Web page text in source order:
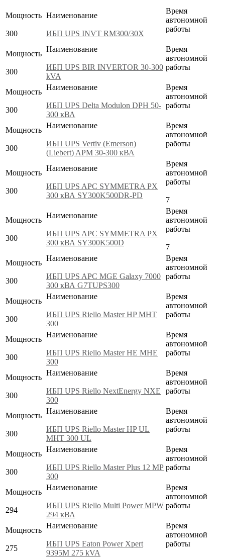
Мощность
300
Наименование
ИБП UPS INVT RM300/30X
Время
автономной
работы
Мощность
300
Наименование
ИБП UPS BIR INVERTOR 30-300
kVA
Время
автономной
работы
Мощность
300
Наименование
ИБП UPS Delta Modulon DPH 50-
300 кВА
Время
автономной
работы
Мощность
300
Наименование
ИБП UPS Vertiv (Emerson)
(Liebert) APM 30-300 кВА
Время
автономной
работы
Мощность
300
Наименование
ИБП UPS APC SYMMETRA PX
300 кВА SY300K500DR-PD
Время
автономной
работы
7
Мощность
300
Наименование
ИБП UPS APC SYMMETRA PX
300 кВА SY300K500D
Время
автономной
работы
7
Мощность
300
Наименование
ИБП UPS APC MGE Galaxy 7000
300 кВА G7TUPS300
Время
автономной
работы
Мощность
300
Наименование
ИБП UPS Riello Master HP MHT
300
Время
автономной
работы
Мощность
300
Наименование
ИБП UPS Riello Master HE MHE
300
Время
автономной
работы
Мощность
300
Наименование
ИБП UPS Riello NextEnergy NXE
300
Время
автономной
работы
Мощность
300
Наименование
ИБП UPS Riello Master HP UL
MHT 300 UL
Время
автономной
работы
Мощность
300
Наименование
ИБП UPS Riello Master Plus 12 MP
300
Время
автономной
работы
Мощность
294
Наименование
ИБП UPS Riello Multi Power MPW
294 кВА
Время
автономной
работы
Мощность
275
Наименование
ИБП UPS Eaton Power Xpert
9395M 275 kVA
Время
автономной
работы